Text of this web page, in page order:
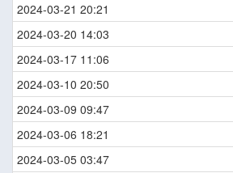
2024-03-21 20:21
2024-03-20 14:03
2024-03-17 11:06
2024-03-10 20:50
2024-03-09 09:47
2024-03-06 18:21
2024-03-05 03:47